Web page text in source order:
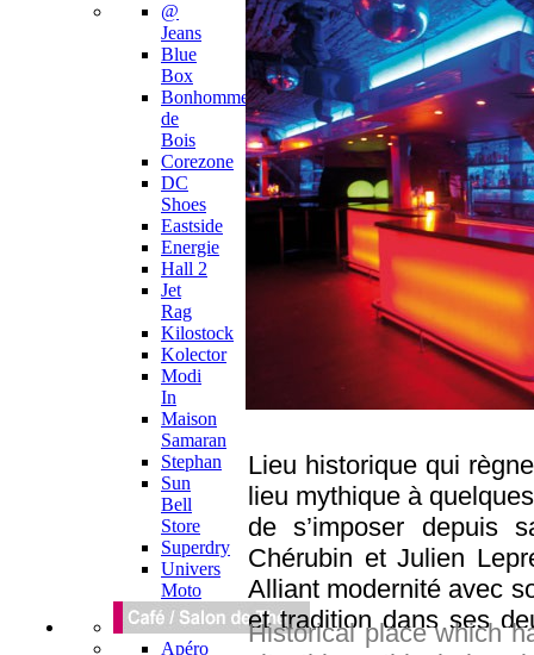
Historical place which
Lieu historique qui
lieu mythique à
de s’imposer
Chérubin et Julien
Alliant modernité avec
et tradition dans ses
@
Jeans
Blue
Box
Bonhomme
de
Bois
Corezone
DC
Shoes
Eastside
Energie
Hall 2
Jet
Rag
Kilostock
Kolector
Modi
In
Maison
Samaran
Stephan
Sun
Bell
Store
Superdry
Univers
Moto
Apéro